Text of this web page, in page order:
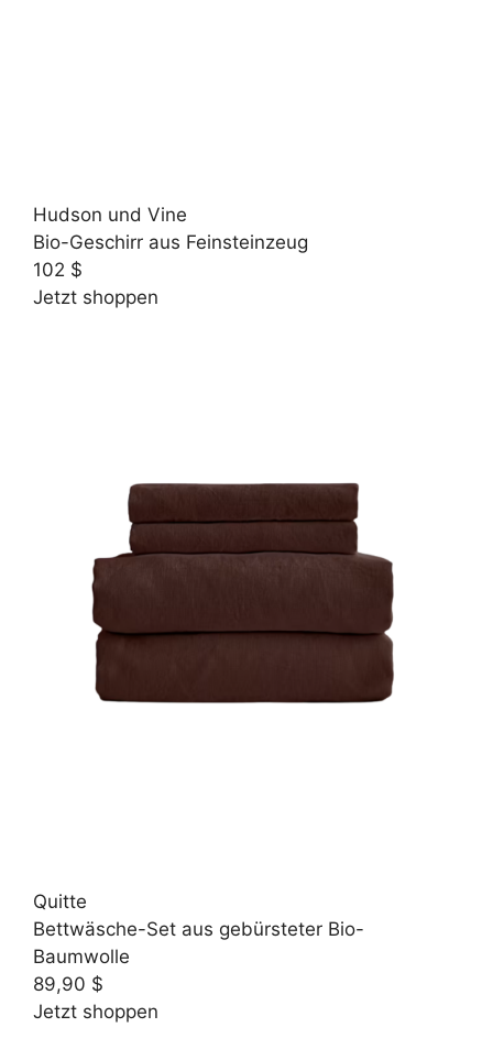
Hudson und Vine
Bio-Geschirr aus Feinsteinzeug
102 $
Jetzt shoppen
Quitte
Bettwäsche-Set aus gebürsteter Bio-
Baumwolle
89,90 $
Jetzt shoppen